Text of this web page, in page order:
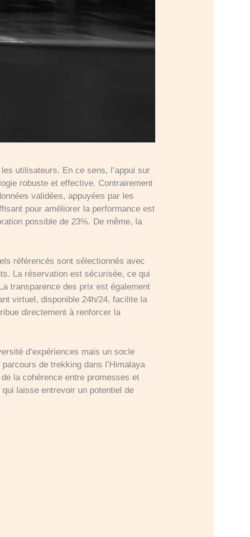
utilisateurs. En ce sens, l’appui sur
robuste et effective. Contrairement
validées, appuyées par les
pour améliorer la performance est
possible de 23%. De même, la
référencés sont sélectionnés avec
La réservation est sécurisée, ce qui
transparence des prix est également
virtuel, disponible 24h/24, facilite la
directement à renforcer la
d’expériences mais un socle
de trekking dans l’Himalaya
la cohérence entre promesses et
laisse entrevoir un potentiel de